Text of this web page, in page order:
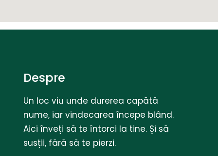
Despre
Un loc viu unde durerea capătă
nume, iar vindecarea începe blând.
Aici înveți să te întorci la tine. Și să
susții, fără să te pierzi.